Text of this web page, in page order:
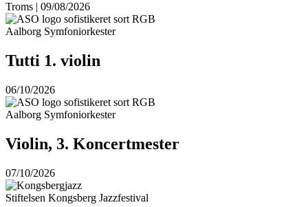
Troms | 09/08/2026
Aalborg Symfoniorkester
Tutti 1. violin
06/10/2026
Aalborg Symfoniorkester
Violin, 3. Koncertmester
07/10/2026
Stiftelsen Kongsberg Jazzfestival